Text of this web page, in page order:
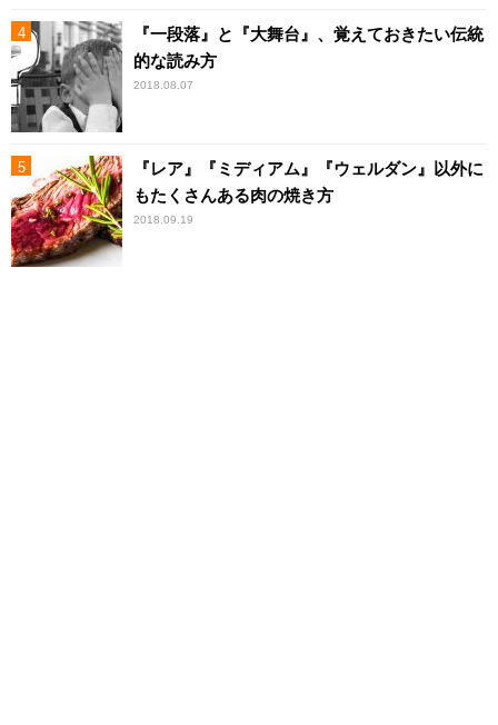
『一段落』と『大舞台』、覚えておきたい伝統
的な読み方
2018.08.07
『レア』『ミディアム』『ウェルダン』以外に
もたくさんある肉の焼き方
2018.09.19